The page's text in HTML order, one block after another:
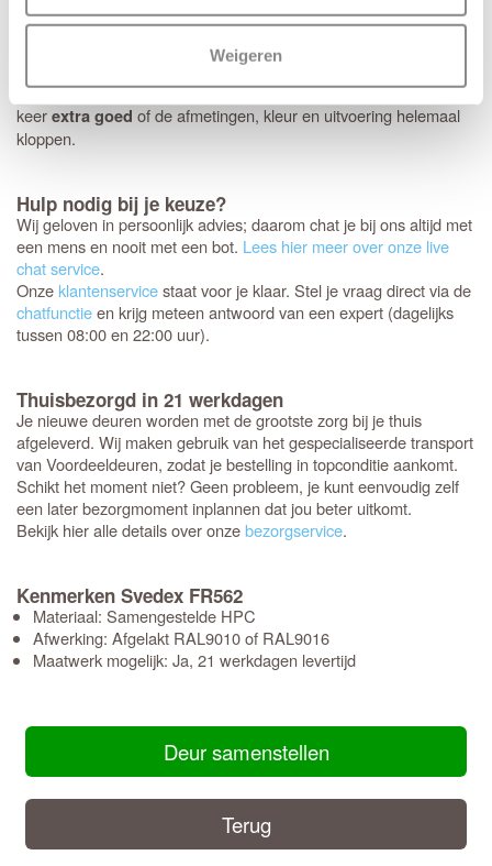
Weigeren
Controleer je bestelling zorgvuldig
Jouw nieuwe Svedex deuren worden als een persoonlijk pakket
speciaal voor jou samengesteld. Omdat het om dit specifieke
maatwerk gaat, is het niet mogelijk om de deuren te ruilen,
annuleren of retourneren.Controleerdaarom nog een laatste
keerextra goed of de afmetingen, kleur en uitvoering helemaal
kloppen.
Hulp nodig bij je keuze?
Wij geloven in persoonlijk advies; daarom chat je bij ons altijd met
een mens en nooit met een bot. Lees hier meer over onze live
chat service.
Onzeklantenservicestaat voor je klaar. Stel je vraag direct via de
chatfunctieen krijg meteen antwoord van een expert (dagelijks
tussen 08:00 en 22:00 uur).
Thuisbezorgd in 21 werkdagen
Je nieuwe deuren worden met de grootste zorg bij je thuis
afgeleverd. Wij maken gebruik van het gespecialiseerde transport
van Voordeeldeuren, zodat je bestelling in topconditie aankomt.
Schikt het moment niet? Geen probleem, je kunt eenvoudig zelf
een later bezorgmoment inplannen dat jou beter uitkomt.
Bekijk hier alle details over onzebezorgservice.
Kenmerken Svedex FR562
Materiaal: Samengestelde HPC
Afwerking: Afgelakt RAL9010 of RAL9016
Maatwerk mogelijk: Ja, 21 werkdagen levertijd
Deur samenstellen
Terug